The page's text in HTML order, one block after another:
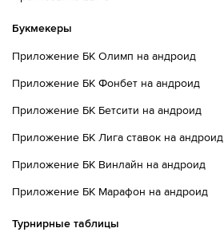
Букмекеры
Приложение БК Олимп на андроид
Приложение БК Фонбет на андроид
Приложение БК Бетсити на андроид
Приложение БК Лига ставок на андроид
Приложение БК Винлайн на андроид
Приложение БК Марафон на андроид
Турнирные таблицы